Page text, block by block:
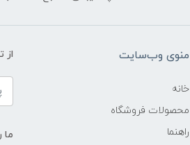
منوی وب‌سایت
خانه
محصولات فروشگاه
راهنما
از
ما